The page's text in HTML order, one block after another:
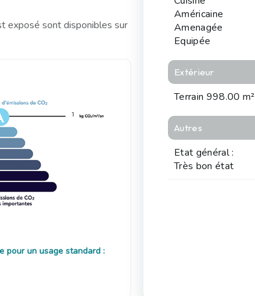
exposé sont disponibles sur
1
pour un usage standard :
Américaine
Amenagée
Equipée
Extérieur
Terrain 998.00 m²
Autres
Etat général :
Très bon état